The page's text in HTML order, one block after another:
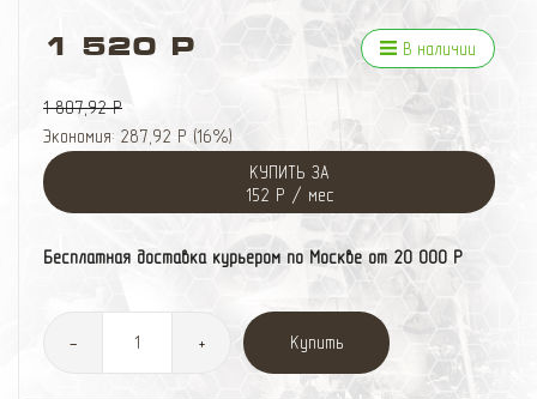
1 520 Р В наличии
1 807,92 Р
Экономия: 287,92 Р (16%)
КУПИТЬ ЗА
152 Р / мес
Бесплатная доставка курьером по Москве от 20 000 Р
- + Купить